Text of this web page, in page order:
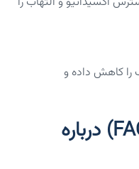
را کاهش داده و
پرسش‌های متداول (FAQ) درباره